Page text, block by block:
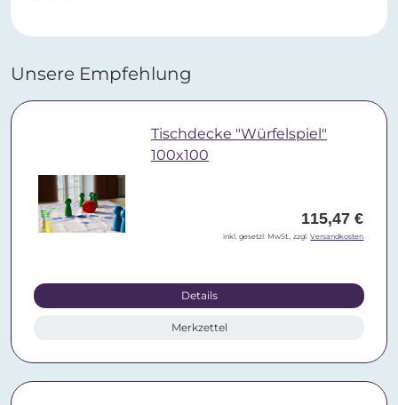
Unsere Empfehlung
Tischdecke "Würfelspiel"
100x100
115,47 €
inkl. gesetzl. MwSt., zzgl.Versandkosten
Details
Merkzettel